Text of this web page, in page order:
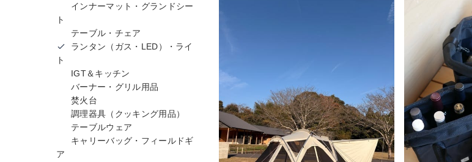
インナーマット・グランドシー
ト
テーブル・チェア
ランタン（ガス・LED）・ライ
ト
IGT＆キッチン
バーナー・グリル用品
焚火台
調理器具（クッキング用品）
テーブルウェア
キャリーバッグ・フィールドギ
ア